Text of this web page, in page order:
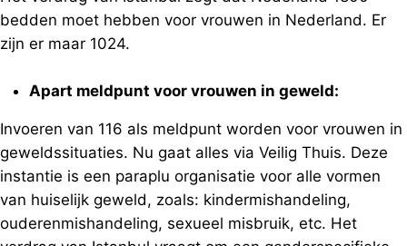
bedden moet hebben voor vrouwen in Nederland. Er
zijn er maar 1024.
Apart meldpunt voor vrouwen in geweld:
Invoeren van 116 als meldpunt worden voor vrouwen in
geweldssituaties. Nu gaat alles via Veilig Thuis. Deze
instantie is een paraplu organisatie voor alle vormen
van huiselijk geweld, zoals: kindermishandeling,
ouderenmishandeling, sexueel misbruik, etc. Het